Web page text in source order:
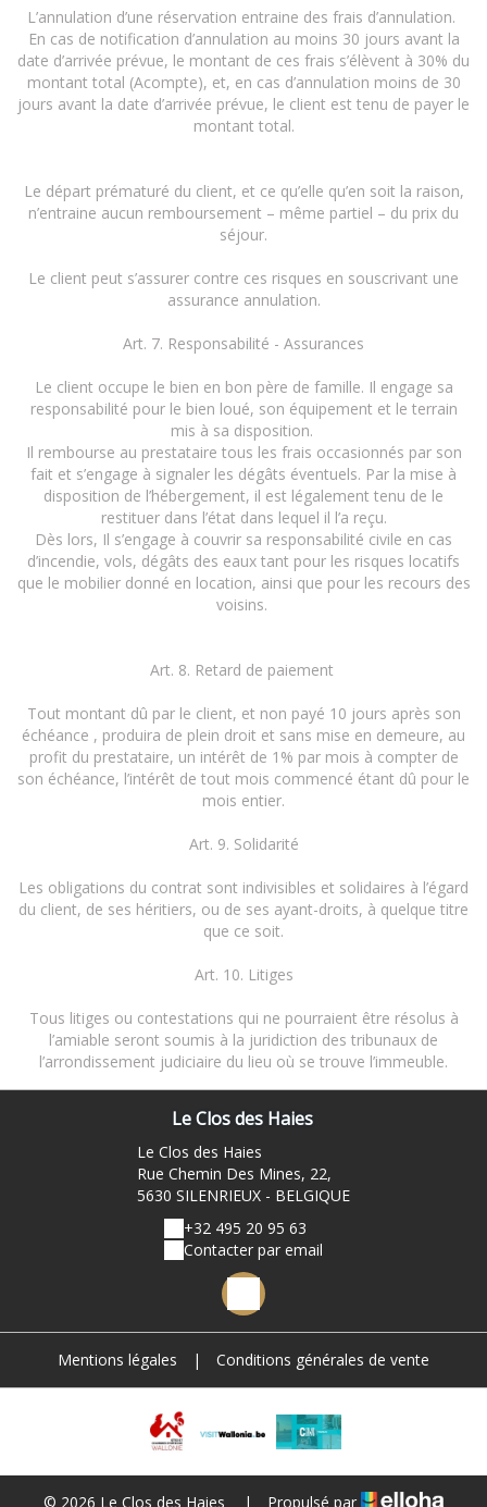
L’annulation d’une réservation entraine des frais d’annulation.
En cas de notification d’annulation au moins 30 jours avant la
date d’arrivée prévue, le montant de ces frais s’élèvent à 30% du
montant total (Acompte), et, en cas d’annulation moins de 30
jours avant la date d’arrivée prévue, le client est tenu de payer le
montant total.
Le départ prématuré du client, et ce qu’elle qu’en soit la raison,
n’entraine aucun remboursement – même partiel – du prix du
séjour.
Le client peut s’assurer contre ces risques en souscrivant une
assurance annulation.
Art. 7. Responsabilité - Assurances
Le client occupe le bien en bon père de famille. Il engage sa
responsabilité pour le bien loué, son équipement et le terrain
mis à sa disposition.
Il rembourse au prestataire tous les frais occasionnés par son
fait et s’engage à signaler les dégâts éventuels. Par la mise à
disposition de l’hébergement, il est légalement tenu de le
restituer dans l’état dans lequel il l’a reçu.
Dès lors, Il s’engage à couvrir sa responsabilité civile en cas
d’incendie, vols, dégâts des eaux tant pour les risques locatifs
que le mobilier donné en location, ainsi que pour les recours des
voisins.
Art. 8. Retard de paiement
Tout montant dû par le client, et non payé 10 jours après son
échéance , produira de plein droit et sans mise en demeure, au
profit du prestataire, un intérêt de 1% par mois à compter de
son échéance, l’intérêt de tout mois commencé étant dû pour le
mois entier.
Art. 9. Solidarité
Les obligations du contrat sont indivisibles et solidaires à l’égard
du client, de ses héritiers, ou de ses ayant-droits, à quelque titre
que ce soit.
Art. 10. Litiges
Tous litiges ou contestations qui ne pourraient être résolus à
l’amiable seront soumis à la juridiction des tribunaux de
l’arrondissement judiciaire du lieu où se trouve l’immeuble.
Le Clos des Haies
Le Clos des Haies
Rue Chemin Des Mines, 22,
5630 SILENRIEUX - BELGIQUE
+32 495 20 95 63
Contacter par email
Mentions légales | Conditions générales de vente
© 2026 Le Clos des Haies | Propulsé par